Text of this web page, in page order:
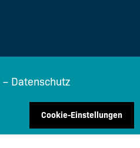
– Datenschutz
Cookie-Einstellungen